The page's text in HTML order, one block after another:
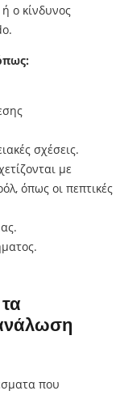
ο κίνδυνος
σχέσεις.
με
όπως οι πεπτικές
που